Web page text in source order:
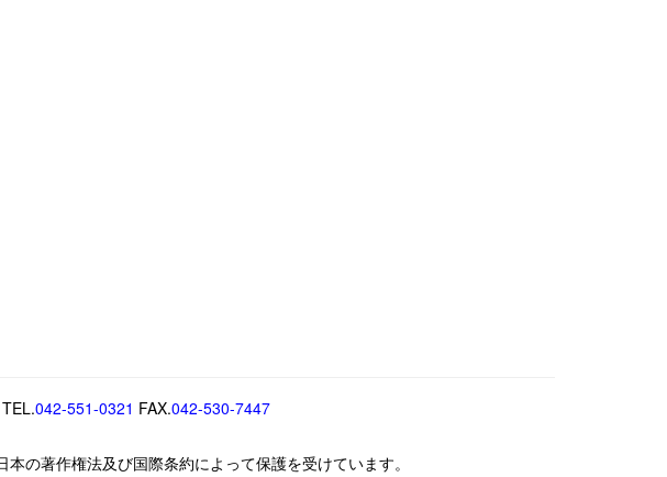
042-551-0321 FAX.042-530-7447
の著作権法及び国際条約によって保護を受けています。